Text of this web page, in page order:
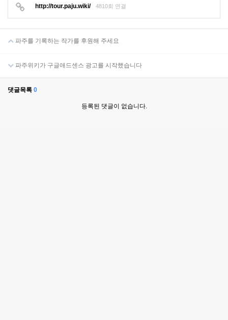
http://tour.paju.wiki/ 4810회 연결
파주를 기록하는 작가를 후원해 주세요
파주위키가 구글애드센스 광고를 시작했습니다
댓글목록 0
등록된 댓글이 없습니다.